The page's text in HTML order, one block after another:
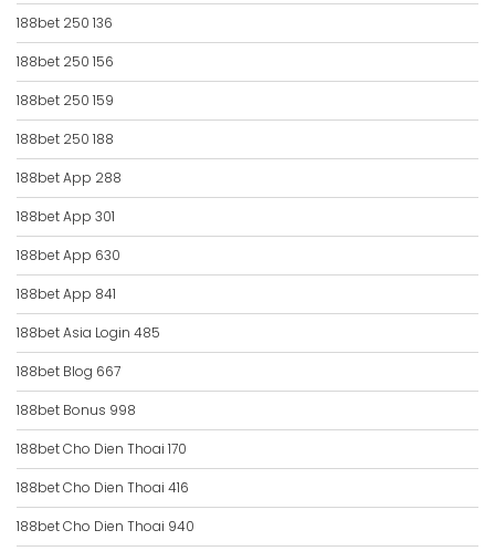
188bet 250 136
188bet 250 156
188bet 250 159
188bet 250 188
188bet App 288
188bet App 301
188bet App 630
188bet App 841
188bet Asia Login 485
188bet Blog 667
188bet Bonus 998
188bet Cho Dien Thoai 170
188bet Cho Dien Thoai 416
188bet Cho Dien Thoai 940